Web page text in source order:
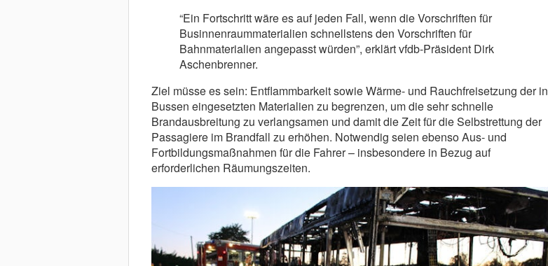
“Ein Fortschritt wäre es auf jeden Fall, wenn die Vorschriften für
Businnenraummaterialien schnellstens den Vorschriften für
Bahnmaterialien angepasst würden”, erklärt vfdb-Präsident Dirk
Aschenbrenner.
Ziel müsse es sein: Entflammbarkeit sowie Wärme- und Rauchfreisetzung der in
Bussen eingesetzten Materialien zu begrenzen, um die sehr schnelle
Brandausbreitung zu verlangsamen und damit die Zeit für die Selbstrettung der
Passagiere im Brandfall zu erhöhen. Notwendig seien ebenso Aus- und
Fortbildungsmaßnahmen für die Fahrer – insbesondere in Bezug auf
erforderlichen Räumungszeiten.